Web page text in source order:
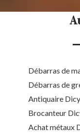
Débarras de
Débarras de
Antiquaire Dicy
Brocanteur
Achat métaux